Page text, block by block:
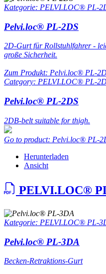
Kategorie: PELVI.LOC® PL-
Pelvi.loc® PL-2DS
2D-Gurt für Rollstuhlfahrer -
große Sicherheit.
Zum Produkt: Pelvi.loc® PL-
Category: PELVI.LOC® PL-
Pelvi.loc® PL-2DS
2DB-belt suitable for thigh.
Go to product: Pelvi.loc® PL-
Herunterladen
Ansicht
PELVI.LOC®
Kategorie: PELVI.LOC® PL-
Pelvi.loc® PL-3DA
Becken-Retraktions-Gurt